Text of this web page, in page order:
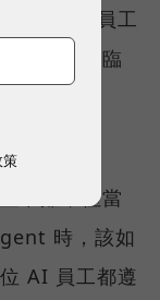
來，真人員工
業也將面臨
些 AI
不難，但當
時，該如
AI 員工都遵